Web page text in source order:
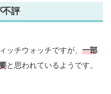
不評
ッチウォッチですが、 一部
と思われているようです。